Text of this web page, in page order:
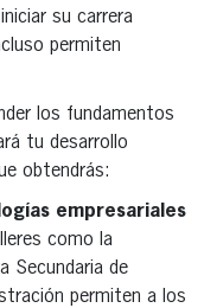
su carrera
permiten
los fundamentos
tu desarrollo
obtendrás:
empresariales
como la
Secundaria de
permiten a los